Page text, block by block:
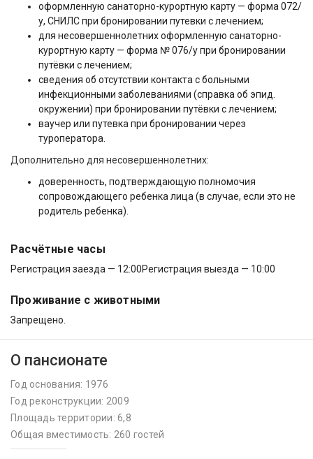
оформленную санаторно-курортную карту — форма 072/
у, СНИЛС при бронировании путевки с лечением;
для несовершеннолетних оформленную санаторно-
курортную карту — форма № 076/у при бронировании
путёвки с лечением;
сведения об отсутствии контакта с больными
инфекционными заболеваниями (справка об эпид.
окружении) при бронировании путёвки с лечением;
ваучер или путевка при бронировании через
туроператора.
Дополнительно для несовершеннолетних:
доверенность, подтверждающую полномочия
сопровождающего ребенка лица (в случае, если это не
родитель ребенка).
Расчётные часы
Регистрация заезда — 12:00Регистрация выезда — 10:00
Проживание с животными
Запрещено.
О пансионате
Год основания: 1976
Год реконструкции: 2009
Площадь территории: 6,8
Общая вместимость: 260 гостей